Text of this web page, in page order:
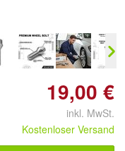
19,00 €
inkl. MwSt.
Kostenloser Versand